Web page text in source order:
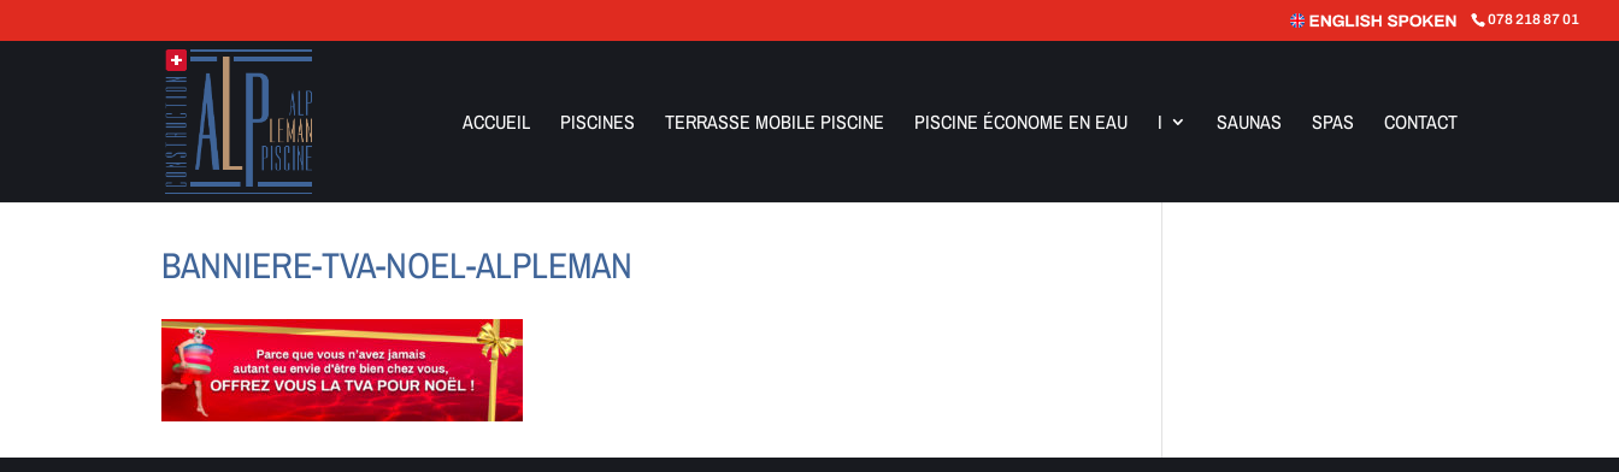
078 218 87 01
ACCUEIL PISCINES TERRASSE MOBILE PISCINE PISCINE ÉCONOME EN EAU I SAUNAS SPAS CONTACT
BANNIERE-TVA-NOEL-ALPLEMAN